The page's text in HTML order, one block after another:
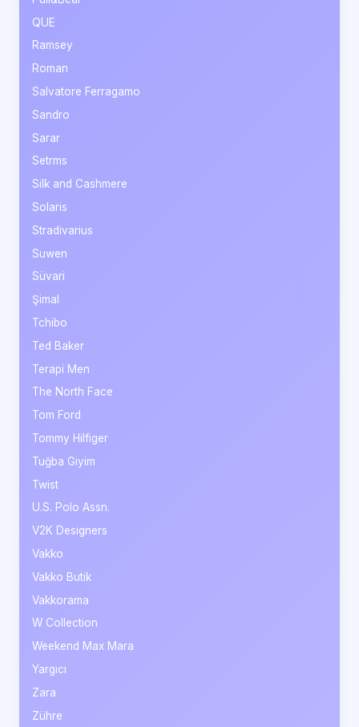
QUE
Ramsey
Roman
Salvatore Ferragamo
Sandro
Sarar
Setrms
Silk and Cashmere
Solaris
Stradivarius
Suwen
Süvari
Şimal
Tchibo
Ted Baker
Terapi Men
The North Face
Tom Ford
Tommy Hilfiger
Tuğba Giyim
Twist
U.S. Polo Assn.
V2K Designers
Vakko
Vakko Butik
Vakkorama
W Collection
Weekend Max Mara
Yargıcı
Zara
Zühre